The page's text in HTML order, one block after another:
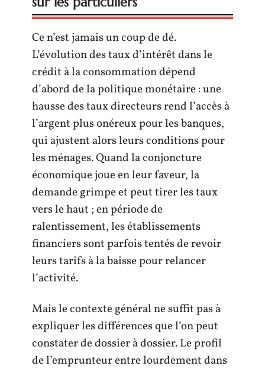
Ce n’est jamais un coup de dé.
L’évolution des taux d’intérêt dans le
crédit à la consommation dépend
d’abord de la politique monétaire : une
hausse des taux directeurs rend l’accès à
l’argent plus onéreux pour les banques,
qui ajustent alors leurs conditions pour
les ménages. Quand la conjoncture
économique joue en leur faveur, la
demande grimpe et peut tirer les taux
vers le haut ; en période de
ralentissement, les établissements
financiers sont parfois tentés de revoir
leurs tarifs à la baisse pour relancer
l’activité.
Mais le contexte général ne suffit pas à
expliquer les différences que l’on peut
constater de dossier à dossier. Le profil
de l’emprunteur entre lourdement dans